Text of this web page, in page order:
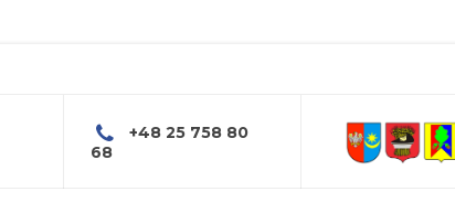
+48 25 758 80
68